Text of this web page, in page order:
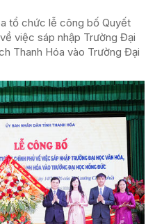
tổ chức lễ công bố Quyết
việc sáp nhập Trường Đại
Thanh Hóa vào Trường Đại